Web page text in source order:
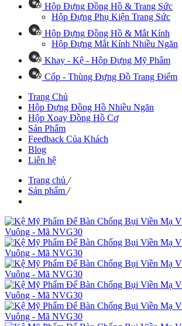
Hộp Đựng Đồng Hồ & Trang Sức
Hộp Đựng Phụ Kiện Trang Sức
Hộp Đựng Đồng Hồ & Mắt Kính
Hộp Đựng Mắt Kính Nhiều Ngăn
Khay - Kệ - Hộp Đựng Mỹ Phẩm
Cốp - Thùng Đựng Đồ Trang Điểm
Trang Chủ
Hộp Đựng Đồng Hồ Nhiều Ngăn
Hộp Xoay Đồng Hồ Cơ
Sản Phẩm
Feedback Của Khách
Blog
Liên hệ
Trang chủ /
Sản phẩm /